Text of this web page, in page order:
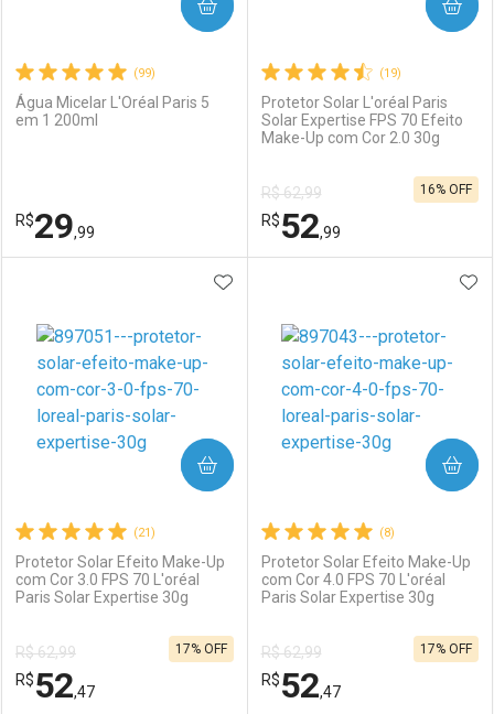
(99)
Água Micelar L'Oréal Paris 5
em 1 200ml
R$29,99
COMPRAR
Laboratório
Ativar Desconto
Comprar sem Desconto
Por R$ 29,99/cada
Por Menos
Comprar sem Desconto
Por R$ 29,99/cada
(19)
Protetor Solar L'oréal Paris
Solar Expertise FPS 70 Efeito
Make-Up com Cor 2.0 30g
R$ 62,99
R$52,99
16% OFF
COMPRAR
Laboratório
Ativar Desconto
Comprar sem Desconto
Por R$ 52,99/cada
Por Menos
Comprar sem Desconto
Por R$ 52,99/cada
(21)
Protetor Solar Efeito Make-Up
com Cor 3.0 FPS 70 L'oréal
Paris Solar Expertise 30g
R$ 62,99
R$52,47
17% OFF
ADICIONAR AOS FAVORITOS
COMPRAR
(8)
Protetor Solar Efeito Make-Up
com Cor 4.0 FPS 70 L'oréal
Paris Solar Expertise 30g
R$ 62,99
R$52,47
17% OFF
COMPRAR